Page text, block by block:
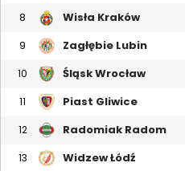
8 Wisła Kraków
9 Zagłębie Lubin
10 Śląsk Wrocław
11 Piast Gliwice
12 Radomiak Radom
13 Widzew Łódź